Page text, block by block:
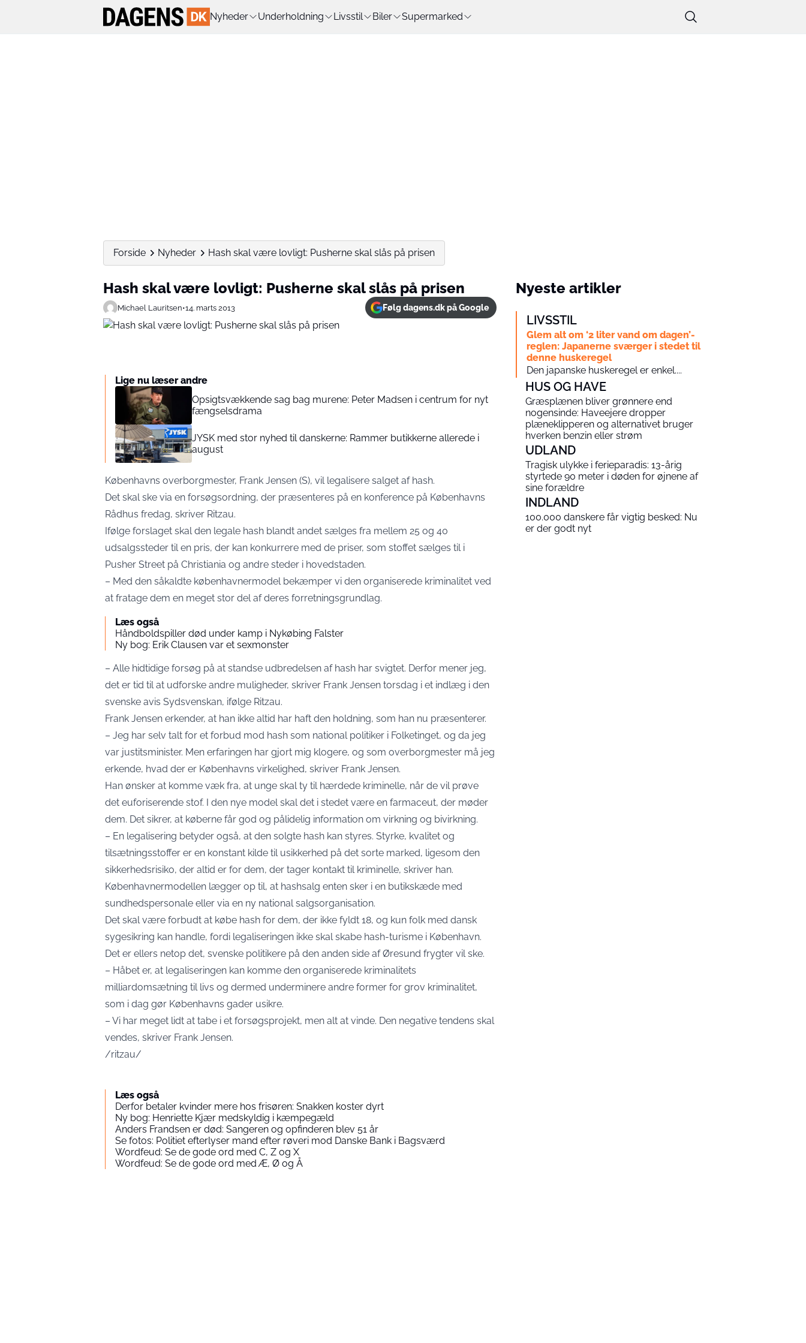
Nyheder Underholdning Livsstil Biler Supermarked
Forside Nyheder Hash skal være lovligt: Pusherne skal slås på prisen
Hash skal være lovligt: Pusherne skal slås på prisen
Michael Lauritsen•14. marts 2013 Følg dagens.dk på Google
Lige nu læser andre
Opsigtsvækkende sag bag murene: Peter Madsen i centrum for nyt
fængselsdrama
JYSK med stor nyhed til danskerne: Rammer butikkerne allerede i
august
Københavns overborgmester, Frank Jensen (S), vil legalisere salget af hash.
Det skal ske via en forsøgsordning, der præsenteres på en konference på Københavns
Rådhus fredag, skriver Ritzau.
Ifølge forslaget skal den legale hash blandt andet sælges fra mellem 25 og 40
udsalgssteder til en pris, der kan konkurrere med de priser, som stoffet sælges til i
Pusher Street på Christiania og andre steder i hovedstaden.
– Med den såkaldte københavnermodel bekæmper vi den organiserede kriminalitet ved
at fratage dem en meget stor del af deres forretningsgrundlag.
Læs også
Håndboldspiller død under kamp i Nykøbing Falster
Ny bog: Erik Clausen var et sexmonster
– Alle hidtidige forsøg på at standse udbredelsen af hash har svigtet. Derfor mener jeg,
det er tid til at udforske andre muligheder, skriver Frank Jensen torsdag i et indlæg i den
svenske avis Sydsvenskan, ifølge Ritzau.
Frank Jensen erkender, at han ikke altid har haft den holdning, som han nu præsenterer.
– Jeg har selv talt for et forbud mod hash som national politiker i Folketinget, og da jeg
var justitsminister. Men erfaringen har gjort mig klogere, og som overborgmester må jeg
erkende, hvad der er Københavns virkelighed, skriver Frank Jensen.
Han ønsker at komme væk fra, at unge skal ty til hærdede kriminelle, når de vil prøve
det euforiserende stof. I den nye model skal det i stedet være en farmaceut, der møder
dem. Det sikrer, at køberne får god og pålidelig information om virkning og bivirkning.
– En legalisering betyder også, at den solgte hash kan styres. Styrke, kvalitet og
tilsætningsstoffer er en konstant kilde til usikkerhed på det sorte marked, ligesom den
sikkerhedsrisiko, der altid er for dem, der tager kontakt til kriminelle, skriver han.
Københavnermodellen lægger op til, at hashsalg enten sker i en butikskæde med
sundhedspersonale eller via en ny national salgsorganisation.
Det skal være forbudt at købe hash for dem, der ikke fyldt 18, og kun folk med dansk
sygesikring kan handle, fordi legaliseringen ikke skal skabe hash-turisme i København.
Det er ellers netop det, svenske politikere på den anden side af Øresund frygter vil ske.
– Håbet er, at legaliseringen kan komme den organiserede kriminalitets
milliardomsætning til livs og dermed underminere andre former for grov kriminalitet,
som i dag gør Københavns gader usikre.
– Vi har meget lidt at tabe i et forsøgsprojekt, men alt at vinde. Den negative tendens skal
vendes, skriver Frank Jensen.
/ritzau/
Læs også
Derfor betaler kvinder mere hos frisøren: Snakken koster dyrt
Ny bog: Henriette Kjær medskyldig i kæmpegæld
Anders Frandsen er død: Sangeren og opfinderen blev 51 år
Se fotos: Politiet efterlyser mand efter røveri mod Danske Bank i Bagsværd
Wordfeud: Se de gode ord med C, Z og X
Wordfeud: Se de gode ord med Æ, Ø og Å
Nyeste artikler
LIVSSTIL
Glem alt om ‘2 liter vand om dagen’-
reglen: Japanerne sværger i stedet til
denne huskeregel
Den japanske huskeregel er enkel....
HUS OG HAVE
Græsplænen bliver grønnere end
nogensinde: Haveejere dropper
plæneklipperen og alternativet bruger
hverken benzin eller strøm
UDLAND
Tragisk ulykke i ferieparadis: 13-årig
styrtede 90 meter i døden for øjnene af
sine forældre
INDLAND
100.000 danskere får vigtig besked: Nu
er der godt nyt